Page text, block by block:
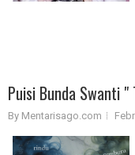
Puisi Bunda Swanti "
By Mentarisago.com